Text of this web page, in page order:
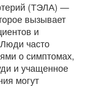
(ТЭЛА) —
вызывает
и
часто
о симптомах,
и учащенное
могут